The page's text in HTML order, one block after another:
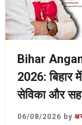
Bihar
2026: बिहार
सेविका और
06/08/2026 by